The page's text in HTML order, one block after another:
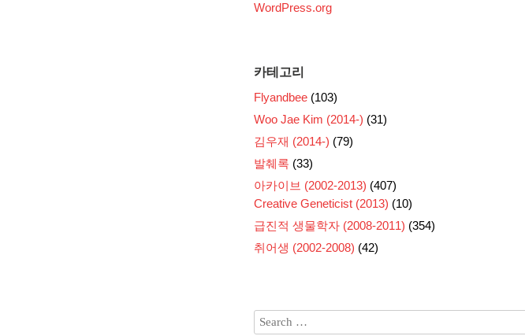
WordPress.org
카테고리
Flyandbee (103)
Woo Jae Kim (2014-) (31)
김우재 (2014-) (79)
발췌록 (33)
아카이브 (2002-2013) (407)
Creative Geneticist (2013) (10)
급진적 생물학자 (2008-2011) (354)
취어생 (2002-2008) (42)